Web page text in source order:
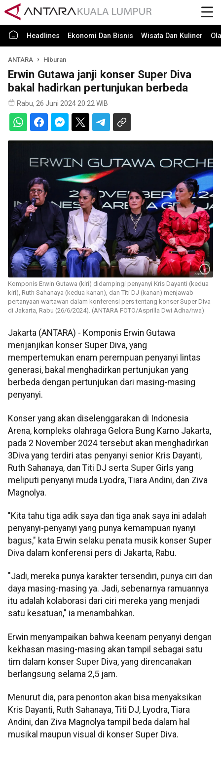
Headlines Ekonomi Dan Bisnis Wisata Dan Kuliner
ANTARA Hiburan
Erwin Gutawa janji konser Super Diva
bakal hadirkan pertunjukan berbeda
Rabu, 26 Juni 2024 20:22 WIB
Komponis Erwin Gutawa (kiri) didampingi penyanyi Kris Dayanti (kedua
kiri), Ruth Sahanaya (kedua kanan), dan Titi DJ (kanan) menjawab
pertanyaan wartawan dalam konferensi pers tentang konser Super Diva
di Jakarta, Rabu (26/6/2024). (ANTARA FOTO/Asprilla Dwi Adha/rwa)
Jakarta (ANTARA) - Komponis Erwin Gutawa
menjanjikan konser Super Diva, yang
mempertemukan enam perempuan penyanyi lintas
generasi, bakal menghadirkan pertunjukan yang
berbeda dengan pertunjukan dari masing-masing
penyanyi.
Konser yang akan diselenggarakan di Indonesia
Arena, kompleks olahraga Gelora Bung Karno Jakarta,
pada 2 November 2024 tersebut akan menghadirkan
3Diva yang terdiri atas penyanyi senior Kris Dayanti,
Ruth Sahanaya, dan Titi DJ serta Super Girls yang
meliputi penyanyi muda Lyodra, Tiara Andini, dan Ziva
Magnolya.
"Kita tahu tiga adik saya dan tiga anak saya ini adalah
penyanyi-penyanyi yang punya kemampuan nyanyi
bagus," kata Erwin selaku penata musik konser Super
Diva dalam konferensi pers di Jakarta, Rabu.
"Jadi, mereka punya karakter tersendiri, punya ciri dan
daya masing-masing ya. Jadi, sebenarnya ramuannya
itu adalah kolaborasi dari ciri mereka yang menjadi
satu kesatuan," ia menambahkan.
Erwin menyampaikan bahwa keenam penyanyi dengan
kekhasan masing-masing akan tampil sebagai satu
tim dalam konser Super Diva, yang direncanakan
berlangsung selama 2,5 jam.
Menurut dia, para penonton akan bisa menyaksikan
Kris Dayanti, Ruth Sahanaya, Titi DJ, Lyodra, Tiara
Andini, dan Ziva Magnolya tampil beda dalam hal
musikal maupun visual di konser Super Diva.